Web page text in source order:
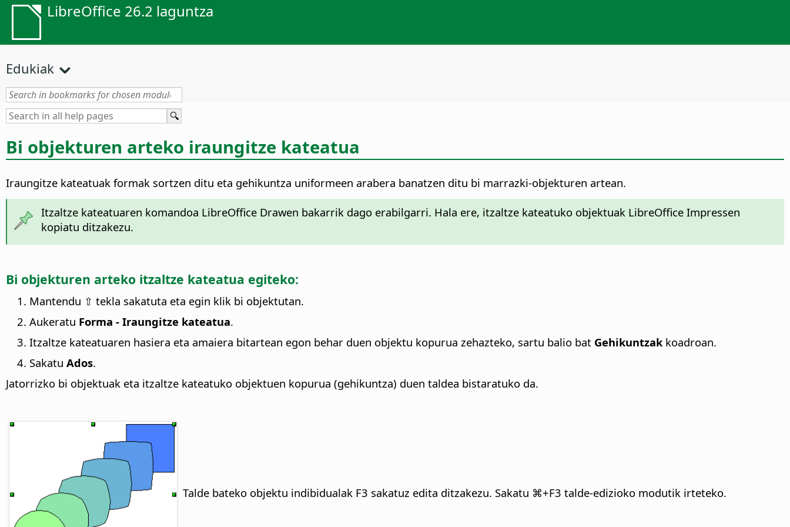
LibreOffice 26.2 laguntza
Edukiak
Bi objekturen arteko iraungitze kateatua
Iraungitze kateatuak formak sortzen ditu eta gehikuntza uniformeen arabera banatzen ditu bi marrazki-objekturen artean.
Itzaltze kateatuaren komandoa LibreOffice Drawen bakarrik dago erabilgarri. Hala ere, itzaltze kateatuko objektuak LibreOffice Impressen
kopiatu ditzakezu.
Bi objekturen arteko itzaltze kateatua egiteko:
Mantendu ⇧ tekla sakatuta eta egin klik bi objektutan.
Aukeratu Forma - Iraungitze kateatua.
Itzaltze kateatuaren hasiera eta amaiera bitartean egon behar duen objektu kopurua zehazteko, sartu balio bat Gehikuntzakkoadroan.
Sakatu Ados.
Jatorrizko bi objektuak eta itzaltze kateatuko objektuen kopurua (gehikuntza) duen taldea bistaratuko da.
Talde bateko objektu indibidualak F3 sakatuz edita ditzakezu. Sakatu ⌘+F3 talde-edizioko modutik irteteko.